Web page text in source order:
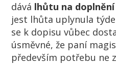
dává lhůtu na
jest lhůta uplynula
se k dopisu vůbec
úsměvné, že paní
především potřebu ne